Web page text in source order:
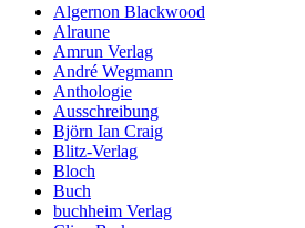
Algernon Blackwood
Alraune
Amrun Verlag
André Wegmann
Anthologie
Ausschreibung
Björn Ian Craig
Blitz-Verlag
Bloch
Buch
buchheim Verlag